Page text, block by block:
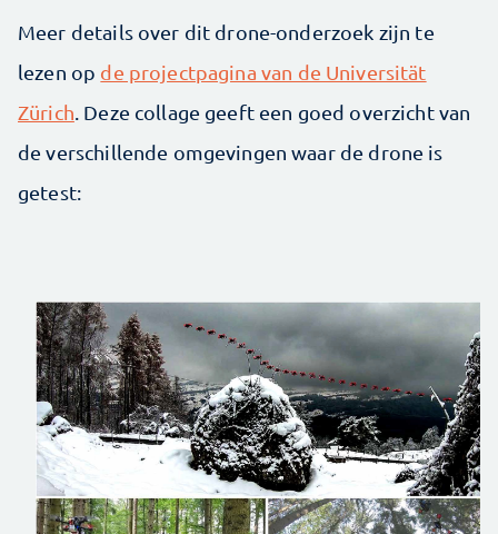
Meer details over dit drone-onderzoek zijn te
lezen op de projectpagina van de Universität
Zürich . Deze collage geeft een goed overzicht van
de verschillende omgevingen waar de drone is
getest: